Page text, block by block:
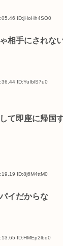
ID:jHoHh4SO0
相手にされな
ID:YuIblS7u0
て即座に帰国
ID:8j6M4ttM0
イだからな
ID:HMEp2lbq0